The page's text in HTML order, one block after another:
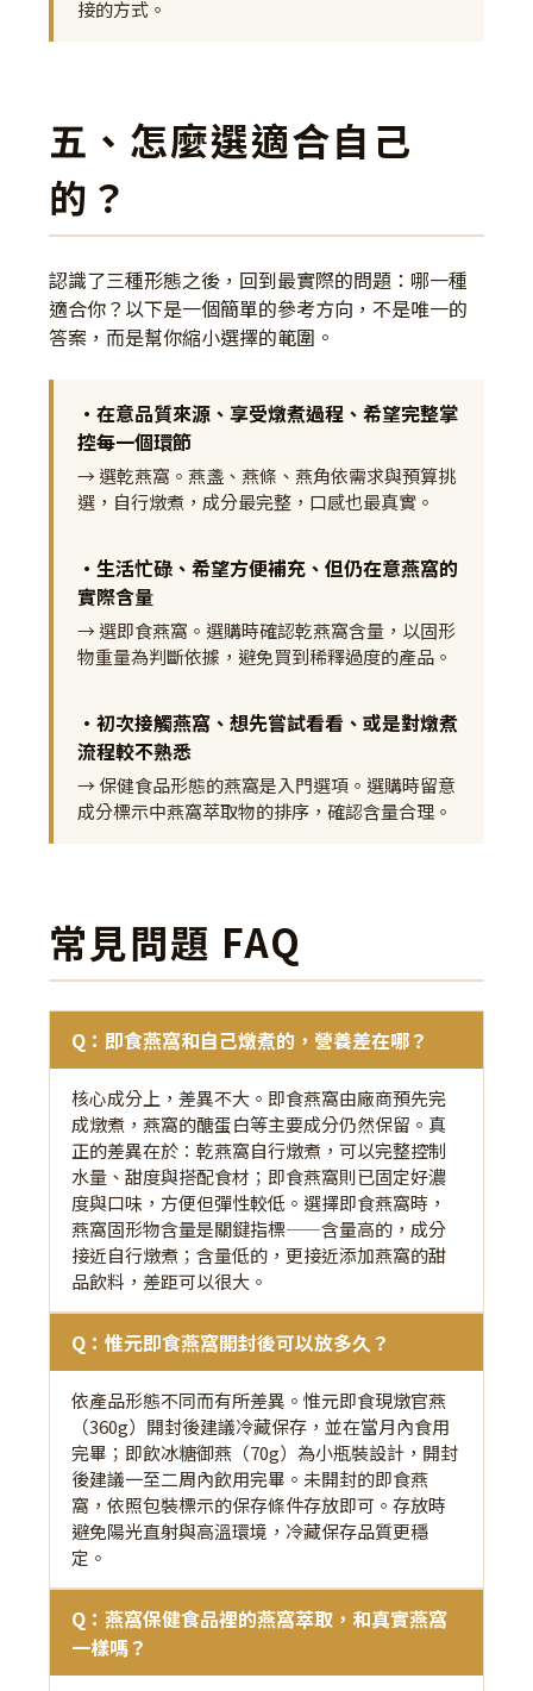
接的方式。
五、怎麼選適合自己
的？
認識了三種形態之後，回到最實際的問題：哪一種
適合你？以下是一個簡單的參考方向，不是唯一的
答案，而是幫你縮小選擇的範圍。
•在意品質來源、享受燉煮過程、希望完整掌
控每一個環節
→ 選乾燕窩。燕盞、燕條、燕角依需求與預算挑
選，自行燉煮，成分最完整，口感也最真實。
•生活忙碌、希望方便補充、但仍在意燕窩的
實際含量
→ 選即食燕窩。選購時確認乾燕窩含量，以固形
物重量為判斷依據，避免買到稀釋過度的產品。
•初次接觸燕窩、想先嘗試看看、或是對燉煮
流程較不熟悉
→ 保健食品形態的燕窩是入門選項。選購時留意
成分標示中燕窩萃取物的排序，確認含量合理。
常見問題 FAQ
Q：即食燕窩和自己燉煮的，營養差在哪？
核心成分上，差異不大。即食燕窩由廠商預先完
成燉煮，燕窩的醣蛋白等主要成分仍然保留。真
正的差異在於：乾燕窩自行燉煮，可以完整控制
水量、甜度與搭配食材；即食燕窩則已固定好濃
度與口味，方便但彈性較低。選擇即食燕窩時，
燕窩固形物含量是關鍵指標——含量高的，成分
接近自行燉煮；含量低的，更接近添加燕窩的甜
品飲料，差距可以很大。
Q：惟元即食燕窩開封後可以放多久？
依產品形態不同而有所差異。惟元即食現燉官燕
（360g）開封後建議冷藏保存，並在當月內食用
完畢；即飲冰糖御燕（70g）為小瓶裝設計，開封
後建議一至二周內飲用完畢。未開封的即食燕
窩，依照包裝標示的保存條件存放即可。存放時
避免陽光直射與高溫環境，冷藏保存品質更穩
定。
Q：燕窩保健食品裡的燕窩萃取，和真實燕窩
一樣嗎？